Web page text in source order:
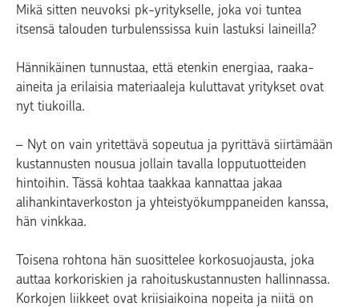
Mikä sitten neuvoksi pk-yritykselle, joka voi tuntea
itsensä talouden turbulenssissa kuin lastuksi laineilla?
Hännikäinen tunnustaa, että etenkin energiaa, raaka-
aineita ja erilaisia materiaaleja kuluttavat yritykset ovat
nyt tiukoilla.
– Nyt on vain yritettävä sopeutua ja pyrittävä siirtämään
kustannusten nousua jollain tavalla lopputuotteiden
hintoihin. Tässä kohtaa taakkaa kannattaa jakaa
alihankintaverkoston ja yhteistyökumppaneiden kanssa,
hän vinkkaa.
Toisena rohtona hän suosittelee korkosuojausta, joka
auttaa korkoriskien ja rahoituskustannusten hallinnassa.
Korkojen liikkeet ovat kriisiaikoina nopeita ja niitä on